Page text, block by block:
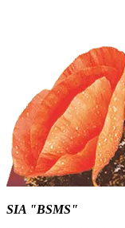
SIA "BSMS"